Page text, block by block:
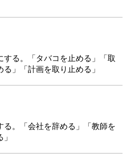
る。「タバコを止める」「取
」「計画を取り止める」
る。「会社を辞める」「教師を